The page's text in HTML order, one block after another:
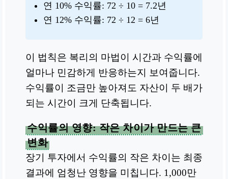
연 10% 수익률: 72 ÷ 10 = 7.2년
연 12% 수익률: 72 ÷ 12 = 6년
이 법칙은 복리의 마법이 시간과 수익률에
얼마나 민감하게 반응하는지 보여줍니다.
수익률이 조금만 높아져도 자산이 두 배가
되는 시간이 크게 단축됩니다.
수익률의 영향: 작은 차이가 만드는 큰
변화
장기 투자에서 수익률의 작은 차이는 최종
결과에 엄청난 영향을 미칩니다. 1,000만